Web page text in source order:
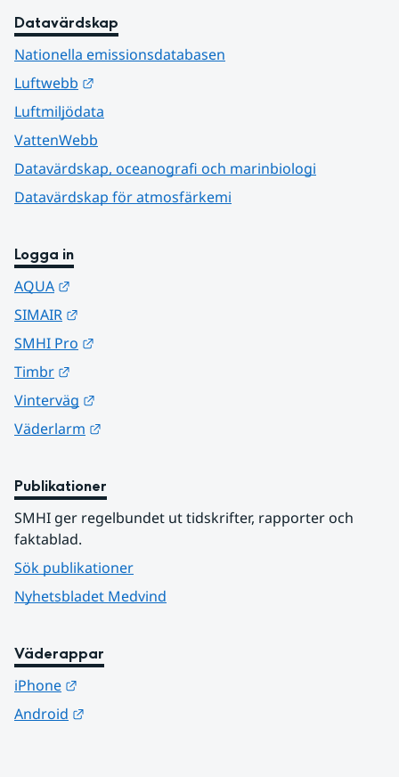
Datavärdskap
Nationella emissionsdatabasen
Luftwebb
Luftmiljödata
VattenWebb
Datavärdskap, oceanografi och marinbiologi
Datavärdskap för atmosfärkemi
Logga in
AQUA
SIMAIR
SMHI Pro
Timbr
Vinterväg
Väderlarm
Publikationer
SMHI ger regelbundet ut tidskrifter, rapporter och
faktablad.
Sök publikationer
Nyhetsbladet Medvind
Väderappar
iPhone
Android